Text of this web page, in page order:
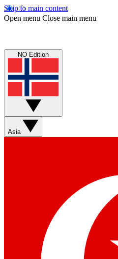
Skip to main content
Open menu Close main menu
NO Edition
Asia